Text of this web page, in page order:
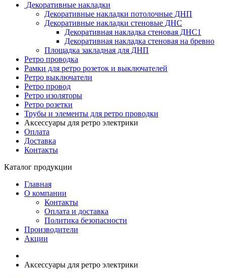
Декоративные накладки
Декоративные накладки потолочные ДНП
Декоративные накладки стеновые ДНС
Декоративная накладка стеновая ДНС1
Декоративная накладка стеновая на бревно
Площадка закладная для ДНП
Ретро проводка
Рамки для ретро розеток и выключателей
Ретро выключатели
Ретро провод
Ретро изоляторы
Ретро розетки
Трубы и элементы для ретро проводки
Аксессуары для ретро электрики
Оплата
Доставка
Контакты
Каталог продукции
Главная
О компании
Контакты
Оплата и доставка
Политика безопасности
Производители
Акции
Аксессуары для ретро электрики